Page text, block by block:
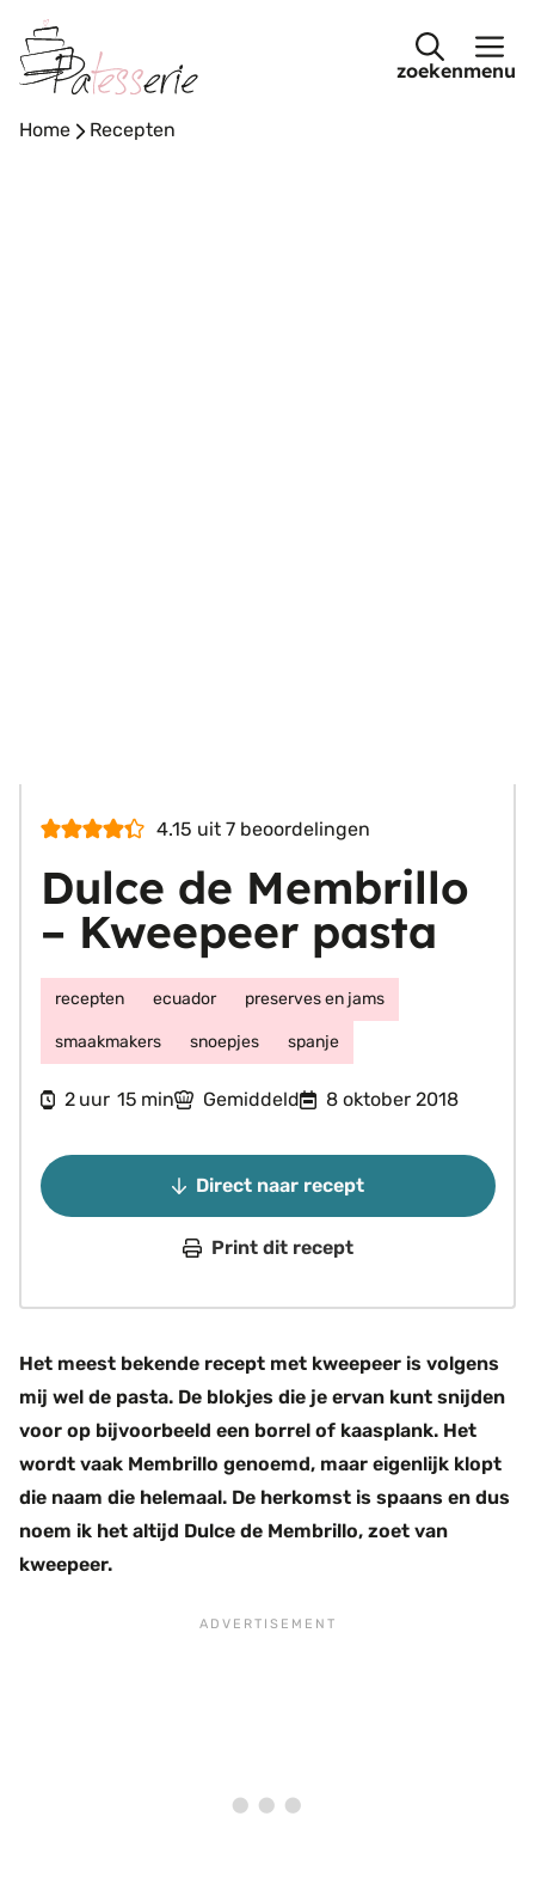
naar
de
menu
Home - Recepten
4.15 uit7 beoordelingen
Dulce de Membrillo
– Kweepeer pasta
recepten ecuador preserves en jams
smaakmakers snoepjes spanje
2uur
uur 15minuten
min Gemiddeld 8 oktober 2018
Direct naar recept
Print dit recept
Het meest bekende recept met kweepeer is volgens
mij wel de pasta. De blokjes die je ervan kunt snijden
voor op bijvoorbeeld een borrel of kaasplank. Het
wordt vaak Membrillo genoemd, maar eigenlijk klopt
die naam die helemaal. De herkomst is spaans en dus
noem ik het altijd Dulce de Membrillo, zoet van
kweepeer.